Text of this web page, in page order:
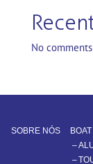
No
SOBRE NÓS
–
–